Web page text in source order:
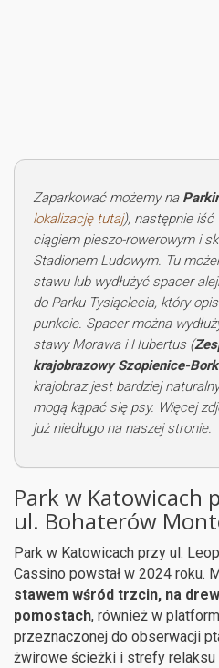
Zaparkować możemy na
lokalizację tutaj), następnie iść
ciągiem pieszo-rowerowym i
Stadionem Ludowym. Tu
stawu lub wydłużyć spacer
do Parku Tysiąclecia, który
punkcie. Spacer można
stawy Morawa i Hubertus (
krajobrazowy Szopienice-
krajobraz jest bardziej
mogą kąpać się psy. Więcej
już niedługo na naszej stronie.
Park w Katowicach
ul. Bohaterów
Park w Katowicach przy ul.
Cassino powstał w 2024 roku.
stawem wśród trzcin, na
pomostach, również w
przeznaczonej do obserwacji
żwirowe ścieżki i strefy